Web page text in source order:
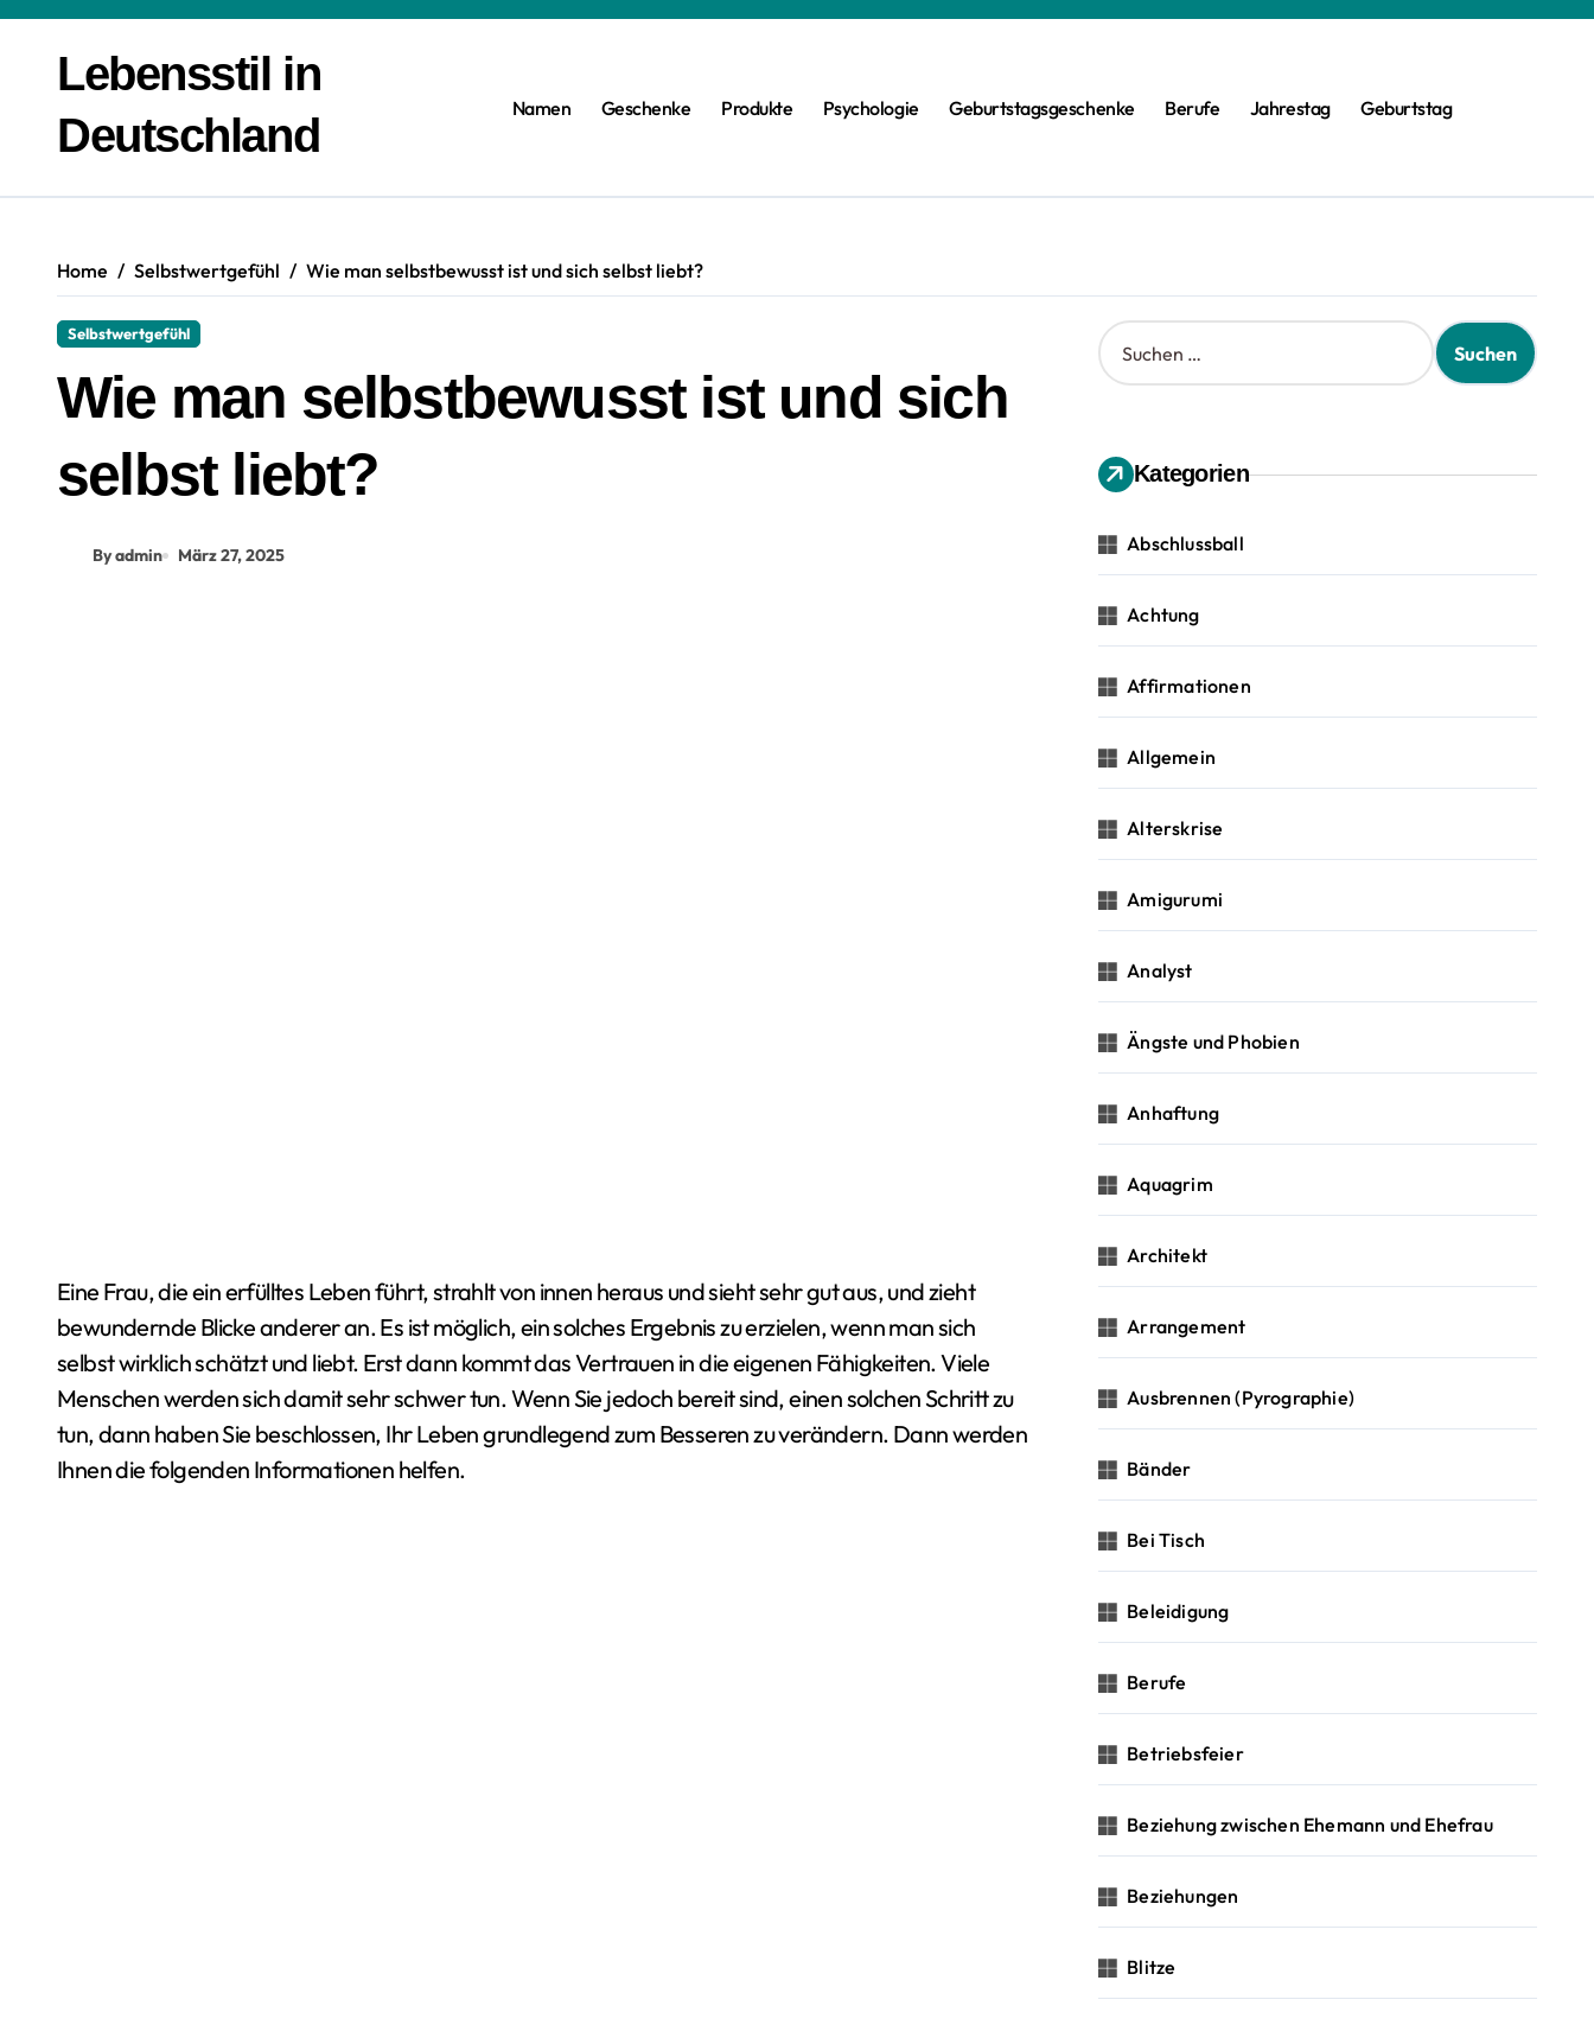
springenLebensstil in
Deutschland
Namen Geschenke Produkte Psychologie Geburtstagsgeschenke Berufe Jahrestag Geburtstag
Home Selbstwertgefühl Wie man selbstbewusst ist und sich selbst liebt?
Selbstwertgefühl
Wie man selbstbewusst ist und sich
selbst liebt?
By admin März 27, 2025
Eine Frau, die ein erfülltes Leben führt, strahlt von innen heraus und sieht sehr gut aus, und zieht
bewundernde Blicke anderer an. Es ist möglich, ein solches Ergebnis zu erzielen, wenn man sich
selbst wirklich schätzt und liebt. Erst dann kommt das Vertrauen in die eigenen Fähigkeiten. Viele
Menschen werden sich damit sehr schwer tun. Wenn Sie jedoch bereit sind, einen solchen Schritt zu
tun, dann haben Sie beschlossen, Ihr Leben grundlegend zum Besseren zu verändern. Dann werden
Ihnen die folgenden Informationen helfen.
S
u
n
n
c
Kategorien
Abschlussball
Achtung
Affirmationen
Allgemein
Alterskrise
Amigurumi
Analyst
Ängste und Phobien
Anhaftung
Aquagrim
Architekt
Arrangement
Ausbrennen (Pyrographie)
Bänder
Bei Tisch
Beleidigung
Berufe
Betriebsfeier
Beziehung zwischen Ehemann und Ehefrau
Beziehungen
Blitze